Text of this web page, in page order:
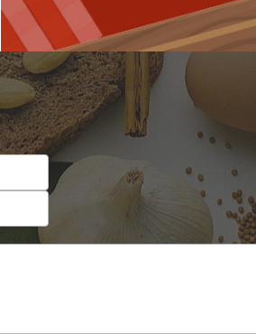
Hamburguerias e
Sanduicherias
Internacional
Japonesa e Oriental
Lanchonetes
Massas
Padarias e Confeitarias
Peixes e Frutos do Mar
Pizzarias